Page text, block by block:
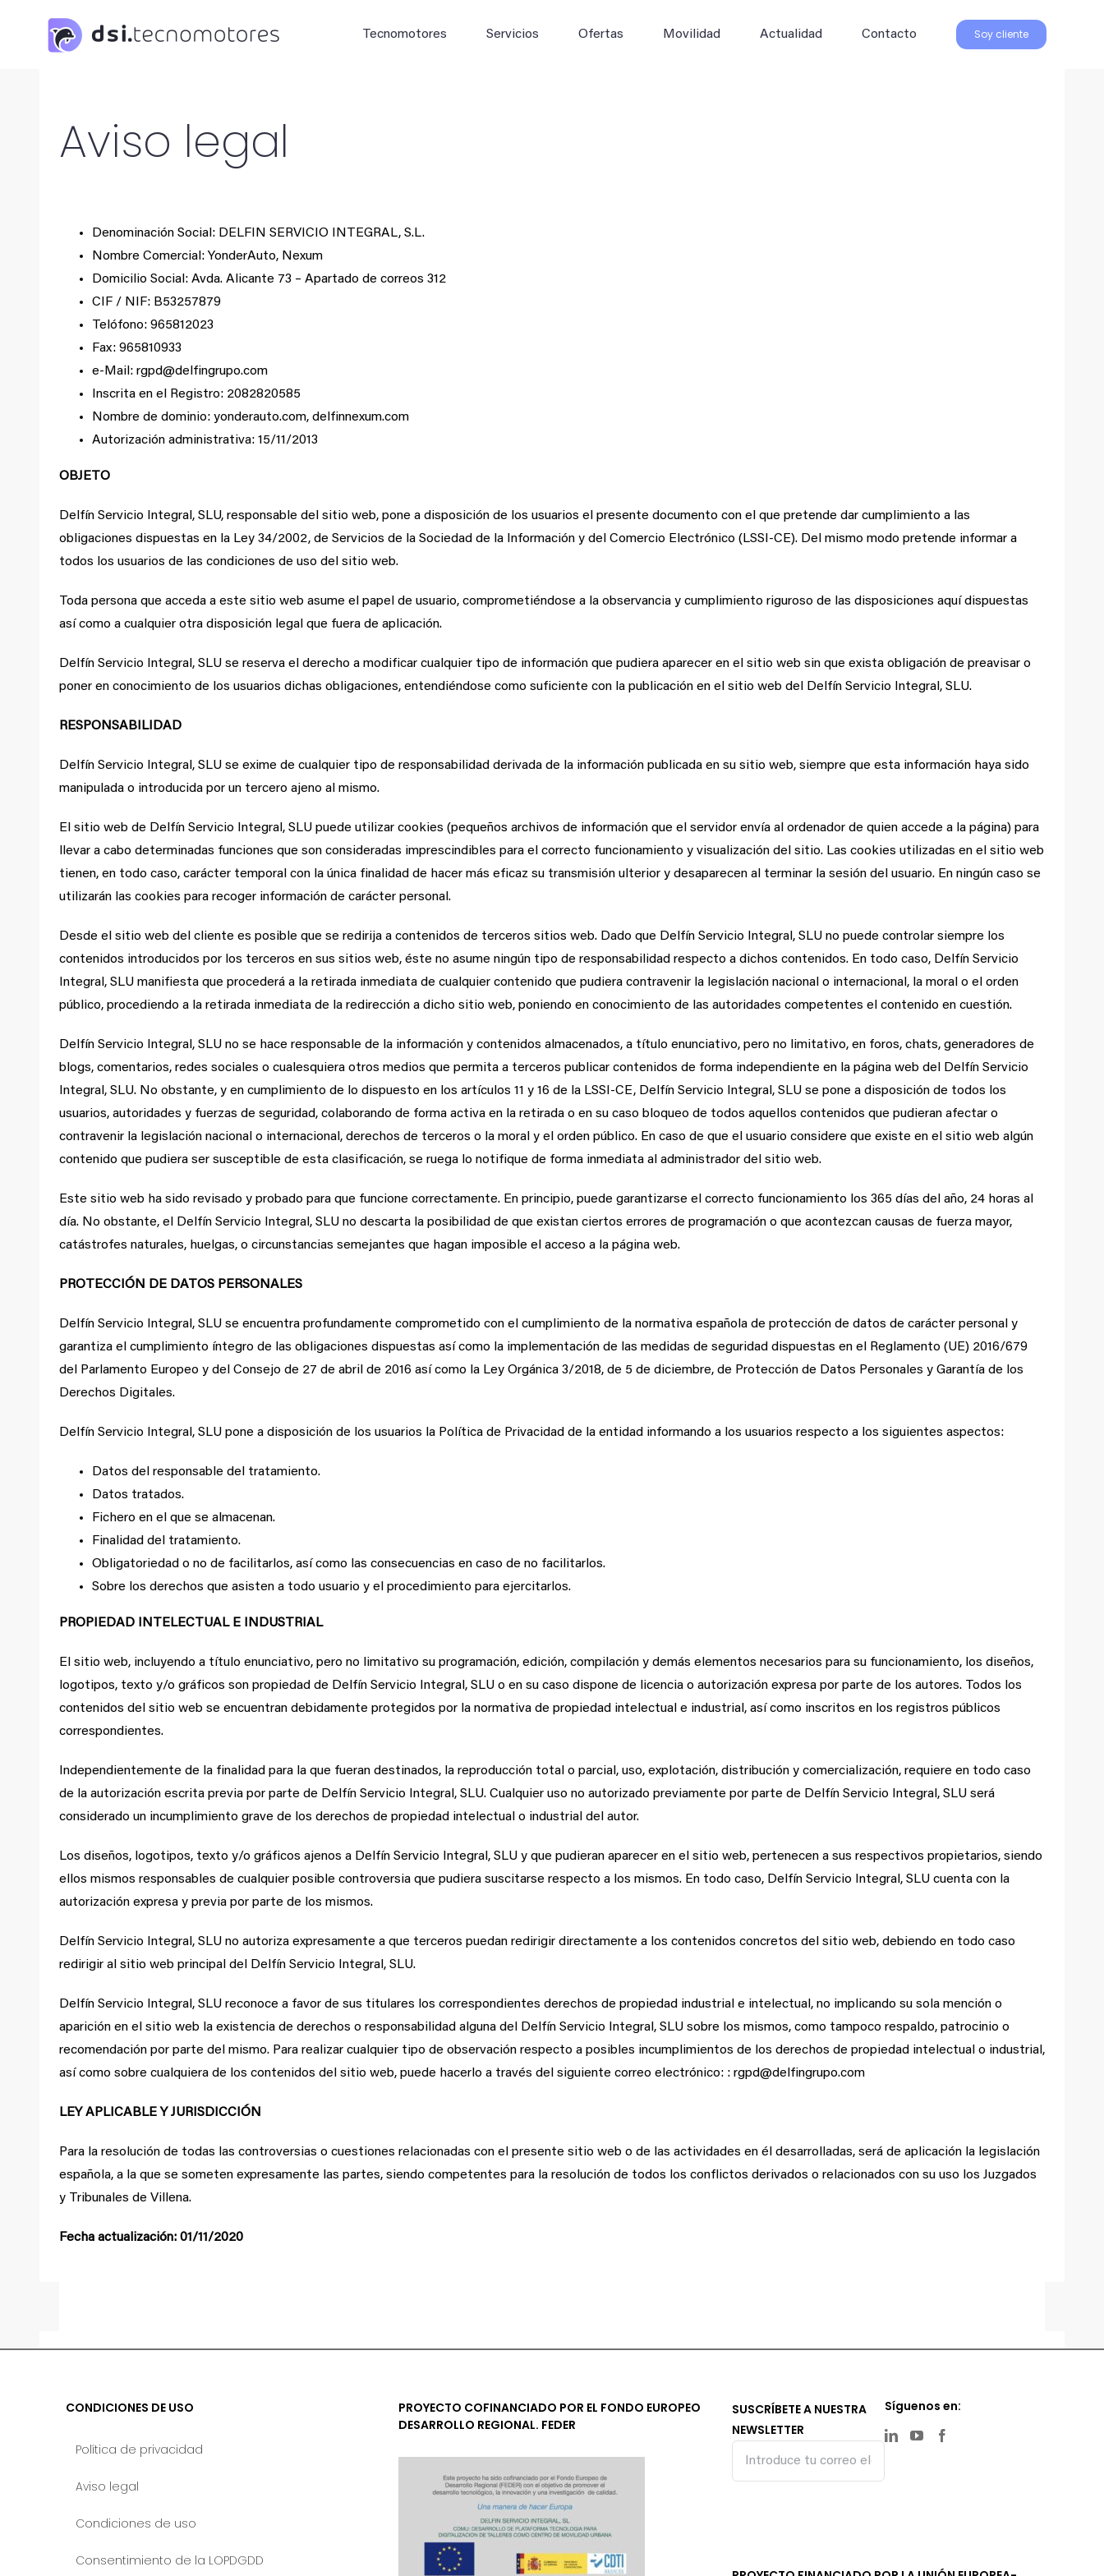
contenido
Tecnomotores Servicios Ofertas Movilidad Actualidad Contacto Soy cliente
Aviso legal
Denominación Social: DELFIN SERVICIO INTEGRAL, S.L.
Nombre Comercial: YonderAuto, Nexum
Domicilio Social: Avda. Alicante 73 – Apartado de correos 312
CIF / NIF: B53257879
Telófono: 965812023
Fax: 965810933
e-Mail: rgpd@delfingrupo.com
Inscrita en el Registro: 2082820585
Nombre de dominio: yonderauto.com, delfinnexum.com
Autorización administrativa: 15/11/2013
OBJETO
Delfín Servicio Integral, SLU, responsable del sitio web, pone a disposición de los usuarios el presente documento con el que pretende dar cumplimiento a las
obligaciones dispuestas en la Ley 34/2002, de Servicios de la Sociedad de la Información y del Comercio Electrónico (LSSI-CE). Del mismo modo pretende informar a
todos los usuarios de las condiciones de uso del sitio web.
Toda persona que acceda a este sitio web asume el papel de usuario, comprometiéndose a la observancia y cumplimiento riguroso de las disposiciones aquí dispuestas
así como a cualquier otra disposición legal que fuera de aplicación.
Delfín Servicio Integral, SLU se reserva el derecho a modificar cualquier tipo de información que pudiera aparecer en el sitio web sin que exista obligación de preavisar o
poner en conocimiento de los usuarios dichas obligaciones, entendiéndose como suficiente con la publicación en el sitio web del Delfín Servicio Integral, SLU.
RESPONSABILIDAD
Delfín Servicio Integral, SLU se exime de cualquier tipo de responsabilidad derivada de la información publicada en su sitio web, siempre que esta información haya sido
manipulada o introducida por un tercero ajeno al mismo.
El sitio web de Delfín Servicio Integral, SLU puede utilizar cookies (pequeños archivos de información que el servidor envía al ordenador de quien accede a la página) para
llevar a cabo determinadas funciones que son consideradas imprescindibles para el correcto funcionamiento y visualización del sitio. Las cookies utilizadas en el sitio web
tienen, en todo caso, carácter temporal con la única finalidad de hacer más eficaz su transmisión ulterior y desaparecen al terminar la sesión del usuario. En ningún caso se
utilizarán las cookies para recoger información de carácter personal.
Desde el sitio web del cliente es posible que se redirija a contenidos de terceros sitios web. Dado que Delfín Servicio Integral, SLU no puede controlar siempre los
contenidos introducidos por los terceros en sus sitios web, éste no asume ningún tipo de responsabilidad respecto a dichos contenidos. En todo caso, Delfín Servicio
Integral, SLU manifiesta que procederá a la retirada inmediata de cualquier contenido que pudiera contravenir la legislación nacional o internacional, la moral o el orden
público, procediendo a la retirada inmediata de la redirección a dicho sitio web, poniendo en conocimiento de las autoridades competentes el contenido en cuestión.
Delfín Servicio Integral, SLU no se hace responsable de la información y contenidos almacenados, a título enunciativo, pero no limitativo, en foros, chats, generadores de
blogs, comentarios, redes sociales o cualesquiera otros medios que permita a terceros publicar contenidos de forma independiente en la página web del Delfín Servicio
Integral, SLU. No obstante, y en cumplimiento de lo dispuesto en los artículos 11 y 16 de la LSSI-CE, Delfín Servicio Integral, SLU se pone a disposición de todos los
usuarios, autoridades y fuerzas de seguridad, colaborando de forma activa en la retirada o en su caso bloqueo de todos aquellos contenidos que pudieran afectar o
contravenir la legislación nacional o internacional, derechos de terceros o la moral y el orden público. En caso de que el usuario considere que existe en el sitio web algún
contenido que pudiera ser susceptible de esta clasificación, se ruega lo notifique de forma inmediata al administrador del sitio web.
Este sitio web ha sido revisado y probado para que funcione correctamente. En principio, puede garantizarse el correcto funcionamiento los 365 días del año, 24 horas al
día. No obstante, el Delfín Servicio Integral, SLU no descarta la posibilidad de que existan ciertos errores de programación o que acontezcan causas de fuerza mayor,
catástrofes naturales, huelgas, o circunstancias semejantes que hagan imposible el acceso a la página web.
PROTECCIÓN DE DATOS PERSONALES
Delfín Servicio Integral, SLU se encuentra profundamente comprometido con el cumplimiento de la normativa española de protección de datos de carácter personal y
garantiza el cumplimiento íntegro de las obligaciones dispuestas así como la implementación de las medidas de seguridad dispuestas en el Reglamento (UE) 2016/679
del Parlamento Europeo y del Consejo de 27 de abril de 2016 así como la Ley Orgánica 3/2018, de 5 de diciembre, de Protección de Datos Personales y Garantía de los
Derechos Digitales.
Delfín Servicio Integral, SLU pone a disposición de los usuarios la Política de Privacidad de la entidad informando a los usuarios respecto a los siguientes aspectos:
Datos del responsable del tratamiento.
Datos tratados.
Fichero en el que se almacenan.
Finalidad del tratamiento.
Obligatoriedad o no de facilitarlos, así como las consecuencias en caso de no facilitarlos.
Sobre los derechos que asisten a todo usuario y el procedimiento para ejercitarlos.
PROPIEDAD INTELECTUAL E INDUSTRIAL
El sitio web, incluyendo a título enunciativo, pero no limitativo su programación, edición, compilación y demás elementos necesarios para su funcionamiento, los diseños,
logotipos, texto y/o gráficos son propiedad de Delfín Servicio Integral, SLU o en su caso dispone de licencia o autorización expresa por parte de los autores. Todos los
contenidos del sitio web se encuentran debidamente protegidos por la normativa de propiedad intelectual e industrial, así como inscritos en los registros públicos
correspondientes.
Independientemente de la finalidad para la que fueran destinados, la reproducción total o parcial, uso, explotación, distribución y comercialización, requiere en todo caso
de la autorización escrita previa por parte de Delfín Servicio Integral, SLU. Cualquier uso no autorizado previamente por parte de Delfín Servicio Integral, SLU será
considerado un incumplimiento grave de los derechos de propiedad intelectual o industrial del autor.
Los diseños, logotipos, texto y/o gráficos ajenos a Delfín Servicio Integral, SLU y que pudieran aparecer en el sitio web, pertenecen a sus respectivos propietarios, siendo
ellos mismos responsables de cualquier posible controversia que pudiera suscitarse respecto a los mismos. En todo caso, Delfín Servicio Integral, SLU cuenta con la
autorización expresa y previa por parte de los mismos.
Delfín Servicio Integral, SLU no autoriza expresamente a que terceros puedan redirigir directamente a los contenidos concretos del sitio web, debiendo en todo caso
redirigir al sitio web principal del Delfín Servicio Integral, SLU.
Delfín Servicio Integral, SLU reconoce a favor de sus titulares los correspondientes derechos de propiedad industrial e intelectual, no implicando su sola mención o
aparición en el sitio web la existencia de derechos o responsabilidad alguna del Delfín Servicio Integral, SLU sobre los mismos, como tampoco respaldo, patrocinio o
recomendación por parte del mismo. Para realizar cualquier tipo de observación respecto a posibles incumplimientos de los derechos de propiedad intelectual o industrial,
así como sobre cualquiera de los contenidos del sitio web, puede hacerlo a través del siguiente correo electrónico: : rgpd@delfingrupo.com
LEY APLICABLE Y JURISDICCIÓN
Para la resolución de todas las controversias o cuestiones relacionadas con el presente sitio web o de las actividades en él desarrolladas, será de aplicación la legislación
española, a la que se someten expresamente las partes, siendo competentes para la resolución de todos los conflictos derivados o relacionados con su uso los Juzgados
y Tribunales de Villena.
Fecha actualización: 01/11/2020
CONDICIONES DE USO
Política de privacidad
Aviso legal
Condiciones de uso
Consentimiento de la LOPDGDD
PROYECTO COFINANCIADO POR EL FONDO EUROPEO
DESARROLLO REGIONAL. FEDER
SUSCRÍBETE A NUESTRA
NEWSLETTER
Síguenos en: